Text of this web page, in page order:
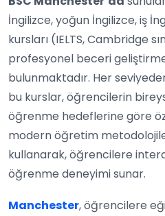
İngilizce, yoğun İngilizce, iş
kursları (IELTS, Cambridge
profesyonel beceri
bulunmaktadır. Her
bu kurslar, öğrencilerin
öğrenme hedeflerine göre
modern öğretim
kullanarak, öğrencilere
öğrenme deneyimi sunar.
Manchester, öğrencilere